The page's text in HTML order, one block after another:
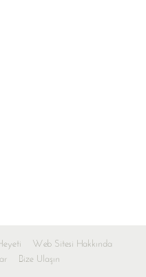
Web Sitesi Hakkında
Bize Ulaşın